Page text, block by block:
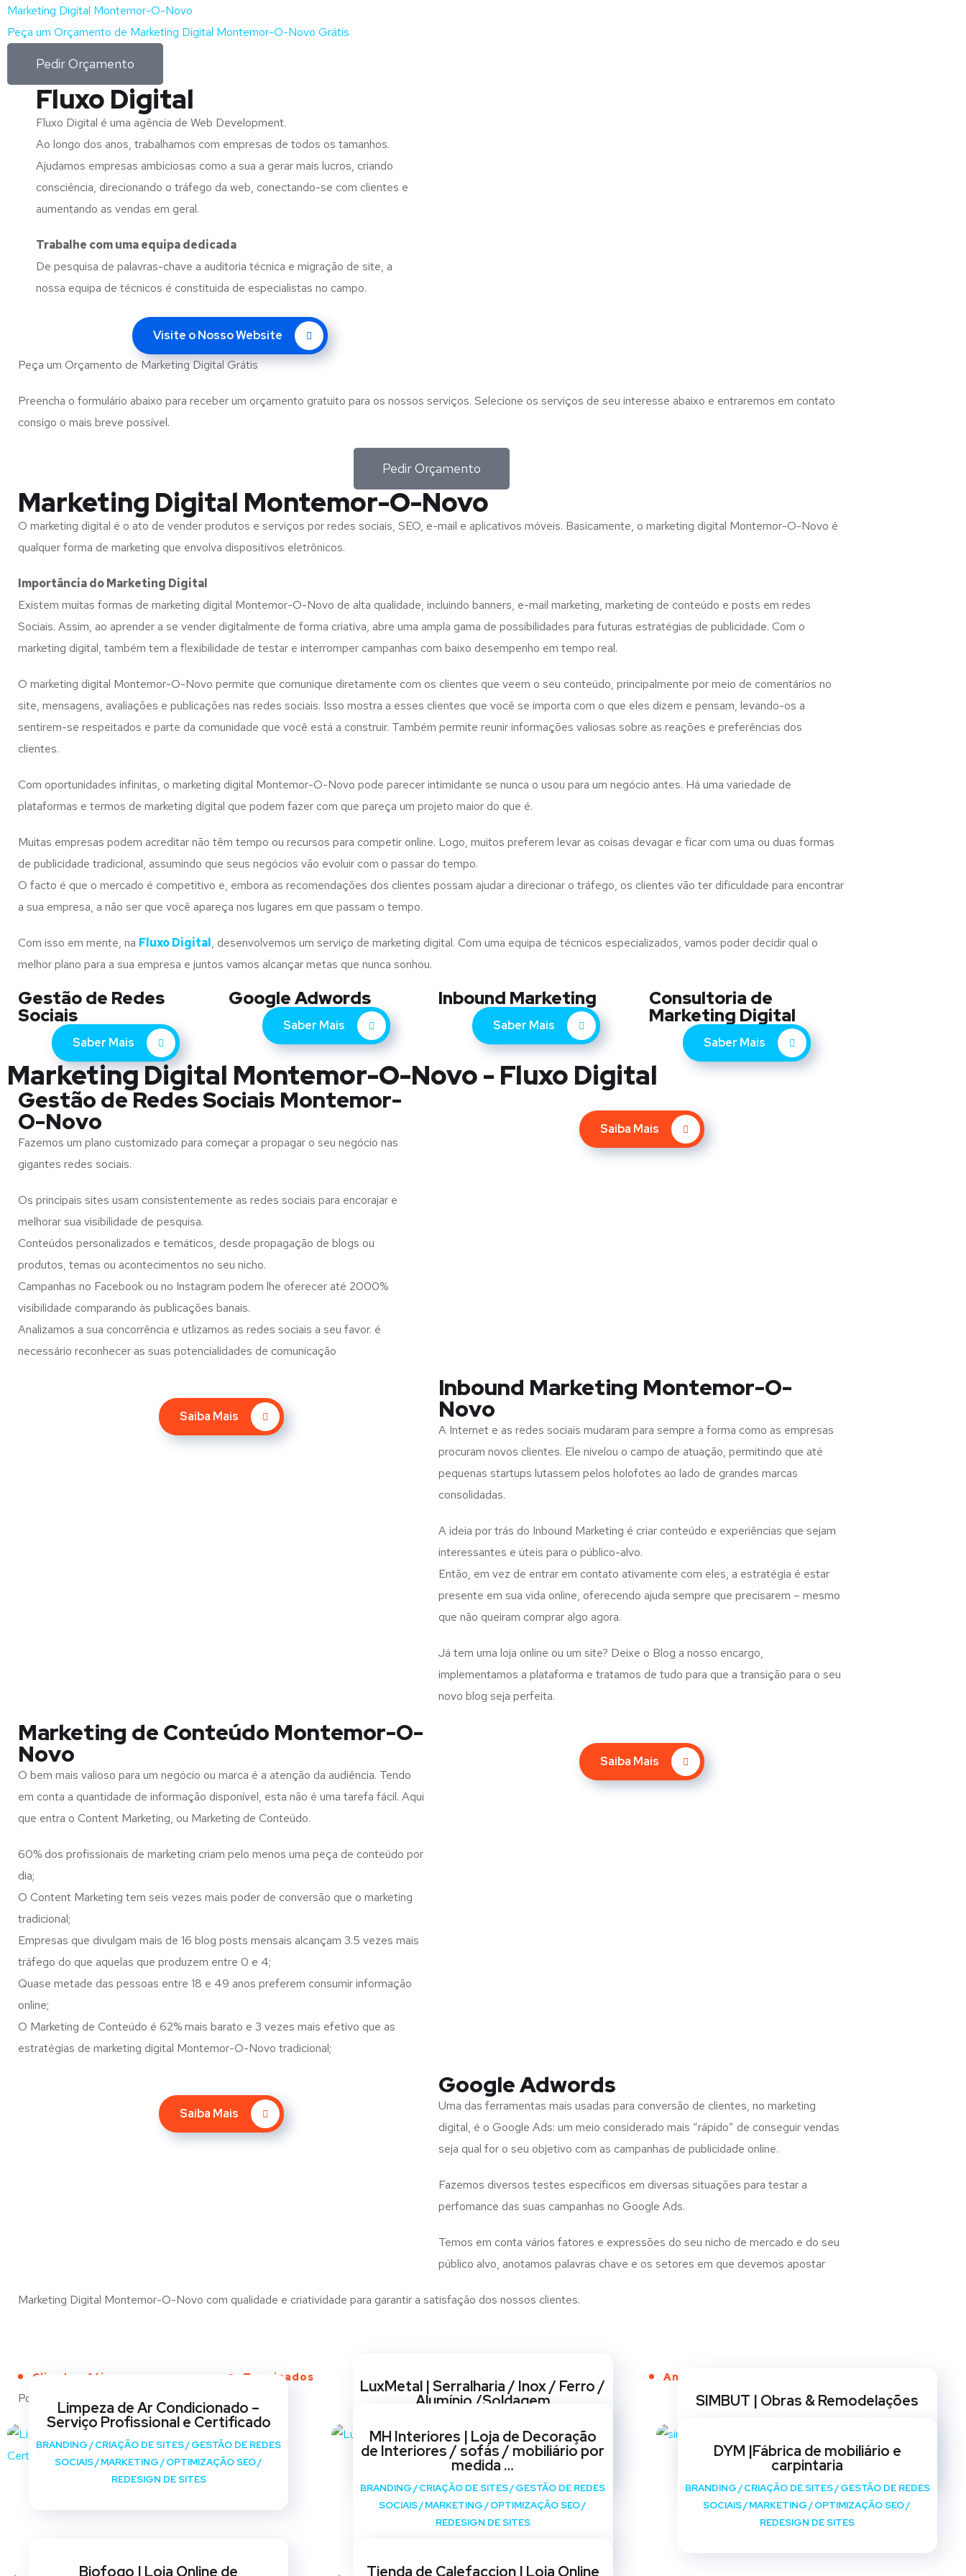
Marketing Digital Montemor-O-Novo
Peça um Orçamento de Marketing Digital Montemor-O-Novo Grátis
Pedir Orçamento
Fluxo Digital
Fluxo Digital é uma agência de Web Development.
Ao longo dos anos, trabalhamos com empresas de todos os tamanhos.
Ajudamos empresas ambiciosas como a sua a gerar mais lucros, criando
consciência, direcionando o tráfego da web, conectando-se com clientes e
aumentando as vendas em geral.
Trabalhe com umaequipa dedicada
De pesquisa de palavras-chave a auditoria técnica e migração de site, a
nossa equipa de técnicos é constituida de especialistas no campo.
Visite o Nosso Website
Peça um Orçamento de Marketing Digital Grátis
Preencha o formulário abaixo para receber um orçamento gratuito para os nossos serviços. Selecione os serviços de seu interesse abaixo e entraremos em contato
consigo o mais breve possível.
Pedir Orçamento
Marketing Digital Montemor-O-Novo
O marketing digital é o ato de vender produtos e serviços por redes sociais, SEO, e-mail e aplicativos móveis. Basicamente, o marketing digital Montemor-O-Novo é
qualquer forma de marketing que envolva dispositivos eletrônicos.
Importância do Marketing Digital
Existem muitas formas de marketing digital Montemor-O-Novo de alta qualidade, incluindo banners, e-mail marketing, marketing de conteúdo e posts em redes
Sociais. Assim, ao aprender a se vender digitalmente de forma criativa, abre uma ampla gama de possibilidades para futuras estratégias de publicidade. Com o
marketing digital, também tem a flexibilidade de testar e interromper campanhas com baixo desempenho em tempo real.
O marketing digital Montemor-O-Novo permite que comunique diretamente com os clientes que veem o seu conteúdo, principalmente por meio de comentários no
site, mensagens, avaliações e publicações nas redes sociais. Isso mostra a esses clientes que você se importa com o que eles dizem e pensam, levando-os a
sentirem-se respeitados e parte da comunidade que você está a construir. Também permite reunir informações valiosas sobre as reações e preferências dos
clientes.
Com oportunidades infinitas, o marketing digital Montemor-O-Novo pode parecer intimidante se nunca o usou para um negócio antes. Há uma variedade de
plataformas e termos de marketing digital que podem fazer com que pareça um projeto maior do que é.
Muitas empresas podem acreditar não têm tempo ou recursos para competir online. Logo, muitos preferem levar as coisas devagar e ficar com uma ou duas formas
de publicidade tradicional, assumindo que seus negócios vão evoluir com o passar do tempo.
O facto é que o mercado é competitivo e, embora as recomendações dos clientes possam ajudar a direcionar o tráfego, os clientes vão ter dificuldade para encontrar
a sua empresa, a não ser que você apareça nos lugares em que passam o tempo.
Com isso em mente, na Fluxo Digital, desenvolvemos um serviço de marketing digital. Com uma equipa de técnicos especializados, vamos poder decidir qual o
melhor plano para a sua empresa e juntos vamos alcançar metas que nunca sonhou.
Gestão de Redes
Sociais
Saber Mais
Google Adwords
Saber Mais
Inbound Marketing
Saber Mais
Consultoria de
Marketing Digital
Saber Mais
Marketing Digital Montemor-O-Novo - Fluxo Digital
Gestão de Redes Sociais Montemor-
O-Novo
Fazemos um plano customizado para começar a propagar o seu negócio nas
gigantes redes sociais.
Os principais sites usam consistentemente as redes sociais para encorajar e
melhorar sua visibilidade de pesquisa.
Conteúdos personalizados e temáticos, desde propagação de blogs ou
produtos, temas ou acontecimentos no seu nicho.
Campanhas no Facebook ou no Instagram podem lhe oferecer até 2000%
visibilidade comparando às publicações banais.
Analizamos a sua concorrência e utlizamos as redes sociais a seu favor. é
necessário reconhecer as suas potencialidades de comunicação
Saiba Mais
Saiba Mais
Inbound Marketing Montemor-O-
Novo
A Internet e as redes sociais mudaram para sempre a forma como as empresas
procuram novos clientes. Ele nivelou o campo de atuação, permitindo que até
pequenas startups lutassem pelos holofotes ao lado de grandes marcas
consolidadas.
A ideia por trás do Inbound Marketing é criar conteúdo e experiências que sejam
interessantes e úteis para o público-alvo.
Então, em vez de entrar em contato ativamente com eles, a estratégia é estar
presente em sua vida online, oferecendo ajuda sempre que precisarem – mesmo
que não queiram comprar algo agora.
Já tem uma loja online ou um site? Deixe o Blog a nosso encargo,
implementamos a plataforma e tratamos de tudo para que a transição para o seu
novo blog seja perfeita.
Marketing de Conteúdo Montemor-O-
Novo
O bem mais valioso para um negócio ou marca é a atenção da audiência. Tendo
em conta a quantidade de informação disponível, esta não é uma tarefa fácil. Aqui
que entra o Content Marketing, ou Marketing de Conteúdo.
60% dos profissionais de marketing criam pelo menos uma peça de conteúdo por
dia;
O Content Marketing tem seis vezes mais poder de conversão que o marketing
tradicional;
Empresas que divulgam mais de 16 blog posts mensais alcançam 3.5 vezes mais
tráfego do que aquelas que produzem entre 0 e 4;
Quase metade das pessoas entre 18 e 49 anos preferem consumir informação
online;
O Marketing de Conteúdo é 62% mais barato e 3 vezes mais efetivo que as
estratégias de marketing digital Montemor-O-Novo tradicional;
Saiba Mais
Saiba Mais
Google Adwords
Uma das ferramentas mais usadas para conversão de clientes, no marketing
digital, é o Google Ads: um meio considerado mais “rápido” de conseguir vendas
seja qual for o seu objetivo com as campanhas de publicidade online.
Fazemos diversos testes específicos em diversas situações para testar a
perfomance das suas campanhas no Google Ads.
Temos em conta vários fatores e expressões do seu nicho de mercado e do seu
público alvo, anotamos palavras chave e os setores em que devemos apostar
Marketing Digital Montemor-O-Novo com qualidade e criatividade para garantir a satisfação dos nossos clientes.
Clientes Ativos Terminados Anos de Serviço
Portfólio
Limpeza de Ar Condicionado –
Serviço Profissional e Certificado
BRANDING/CRIAÇÃO DE SITES/GESTÃO DE REDES
SOCIAIS/MARKETING/OPTIMIZAÇÃO SEO/
REDESIGN DE SITES
LuxMetal | Serralharia / Inox / Ferro /
Alumínio /Soldagem
SOCIAIS/ MARKETING/OPTIMIZAÇÃO SEO/
REDESIGN DE SITES
SIMBUT | Obras & Remodelações
REDESIGN DE SITES
MH Interiores | Loja de Decoração
de Interiores / sofás / mobiliário por
medida …
BRANDING /CRIAÇÃO DE SITES/GESTÃO DE REDES
SOCIAIS/MARKETING/OPTIMIZAÇÃO SEO/
REDESIGN DE SITES
DYM |Fábrica de mobiliário e
carpintaria
BRANDING/CRIAÇÃO DE SITES/GESTÃO DE REDES
SOCIAIS/MARKETING/OPTIMIZAÇÃO SEO/
REDESIGN DE SITES
Biofogo | Loja Online de Tienda de Calefaccion | Loja Online